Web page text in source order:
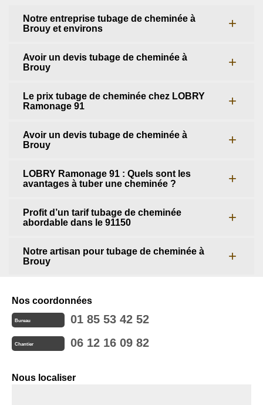
Notre entreprise tubage de cheminée à
Brouy et environs
Avoir un devis tubage de cheminée à
Brouy
Le prix tubage de cheminée chez LOBRY
Ramonage 91
Avoir un devis tubage de cheminée à
Brouy
LOBRY Ramonage 91 : Quels sont les
avantages à tuber une cheminée ?
Profit d’un tarif tubage de cheminée
abordable dans le 91150
Notre artisan pour tubage de cheminée à
Brouy
Nos coordonnées
Bureau 01 85 53 42 52
Chantier 06 12 16 09 82
Nous localiser